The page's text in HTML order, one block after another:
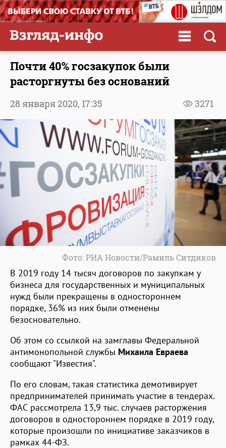
Почти 40% госзакупок были
расторгнуты без оснований
3271
28 января 2020, 17:35
Фото: РИА Новости/Рамиль Ситдиков
В 2019 году 14 тысяч договоров по закупкам у
бизнеса для государственных и муниципальных
нужд были прекращены в одностороннем
порядке, 36% из них были отменены
безосновательно.
Об этом со ссылкой на замглавы Федеральной
антимонопольной службы Михаила Евраева
сообщают "Известия".
По его словам, такая статистика демотивирует
предпринимателей принимать участие в тендерах.
ФАС рассмотрела 13,9 тыс. случаев расторжения
договоров в одностороннем порядке в 2019 году,
которые произошли по инициативе заказчиков в
рамках 44-ФЗ.